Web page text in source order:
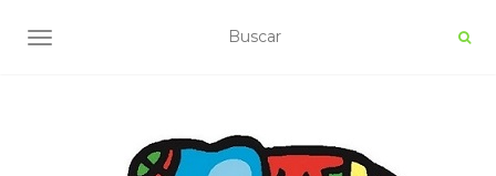
ALTERNAR NAVEGACIÓN